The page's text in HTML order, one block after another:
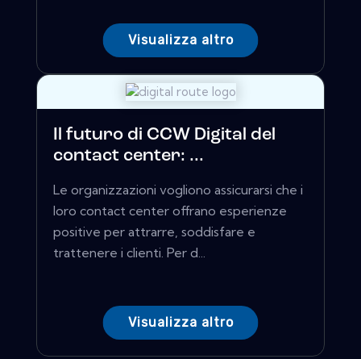
Visualizza altro
Il futuro di CCW Digital del
contact center: ...
Le organizzazioni vogliono assicurarsi che i
loro contact center offrano esperienze
positive per attrarre, soddisfare e
trattenere i clienti. Per d...
Visualizza altro